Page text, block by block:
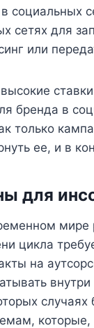
социальных
сетях для
или
бренда в
только
ее, и в
для
мире
цикла
на
случаях